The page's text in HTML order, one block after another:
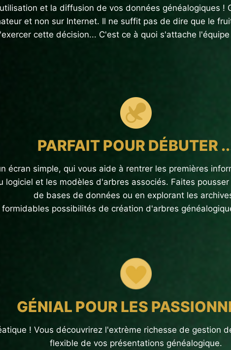
et la diffusion de vos données généalogiques !
et non sur Internet. Il ne suffit pas de dire que le
cette décision... C'est ce à quoi s'attache
PARFAIT POUR DÉBUTER
écran simple, qui vous aide à rentrer les premières
et les modèles d'arbres associés. Faites
de bases de données ou en explorant les
possibilités de création d'arbres
GÉNIAL POUR LES
! Vous découvrirez l'extrème richesse de gestion
flexible de vos présentations généalogique.